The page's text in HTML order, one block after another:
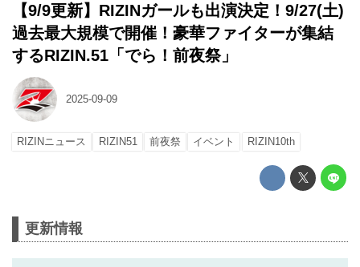
【9/9更新】RIZINガールも出演決定！9/27(土)
過去最大規模で開催！豪華ファイターが集結
するRIZIN.51「でら！前夜祭」
2025-09-09
RIZINニュース RIZIN51 前夜祭 イベント RIZIN10th
更新情報